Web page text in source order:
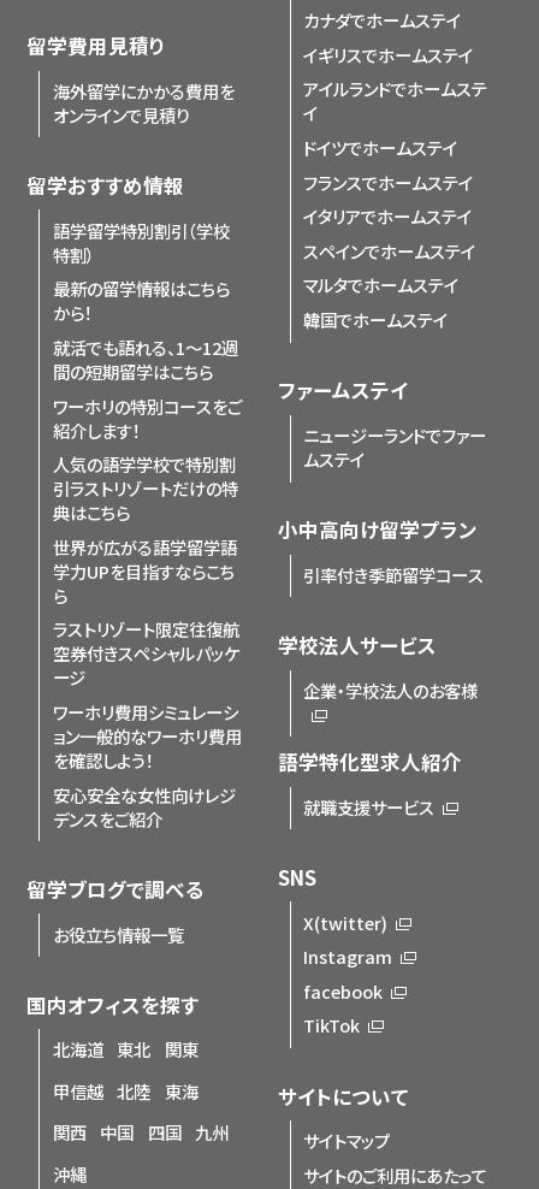
留学費用見積り
海外留学にかかる費用を
オンラインで見積り
留学おすすめ情報
語学留学特別割引（学校
特割）
最新の留学情報はこちら
から！
就活でも語れる、1〜12週
間の短期留学はこちら
ワーホリの特別コースをご
紹介します！
人気の語学学校で特別割
引ラストリゾートだけの特
典はこちら
世界が広がる語学留学語
学力UPを目指すならこち
ら
ラストリゾート限定往復航
空券付きスペシャルパッケ
ージ
ワーホリ費用シミュレーシ
ョン一般的なワーホリ費用
を確認しよう！
安心安全な女性向けレジ
デンスをご紹介
留学ブログで調べる
お役立ち情報一覧
国内オフィスを探す
北海道 東北
関東
甲信越 北陸
東海
関西 中国 四国 九州
沖縄
カナダでホームステイ
イギリスでホームステイ
アイルランドでホームステ
イ
ドイツでホームステイ
フランスでホームステイ
イタリアでホームステイ
スペインでホームステイ
マルタでホームステイ
韓国でホームステイ
ファームステイ
ニュージーランドでファー
ムステイ
小中高向け留学プラン
引率付き季節留学コース
学校法人サービス
企業・学校法人のお客様
語学特化型求人紹介
就職支援サービス
SNS
X(twitter)
Instagram
facebook
TikTok
サイトについて
サイトマップ
サイトのご利用にあたって